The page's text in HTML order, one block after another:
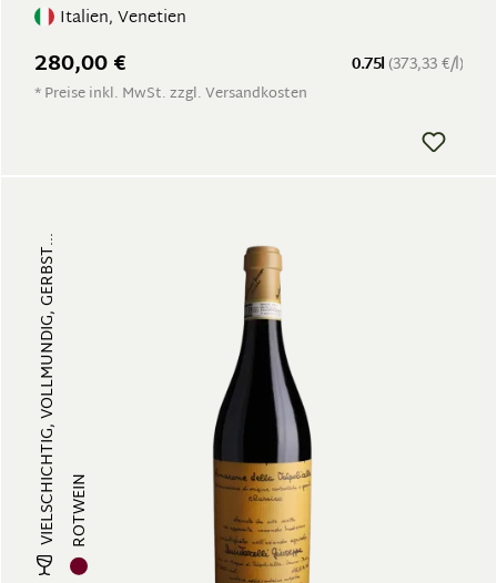
Italien, Venetien
0.75l (373,33 €/l)
280,00 €
* Preise inkl. MwSt. zzgl. Versandkosten
VIELSCHICHTIG, VOLLMUNDIG, GERBST... ROTWEIN